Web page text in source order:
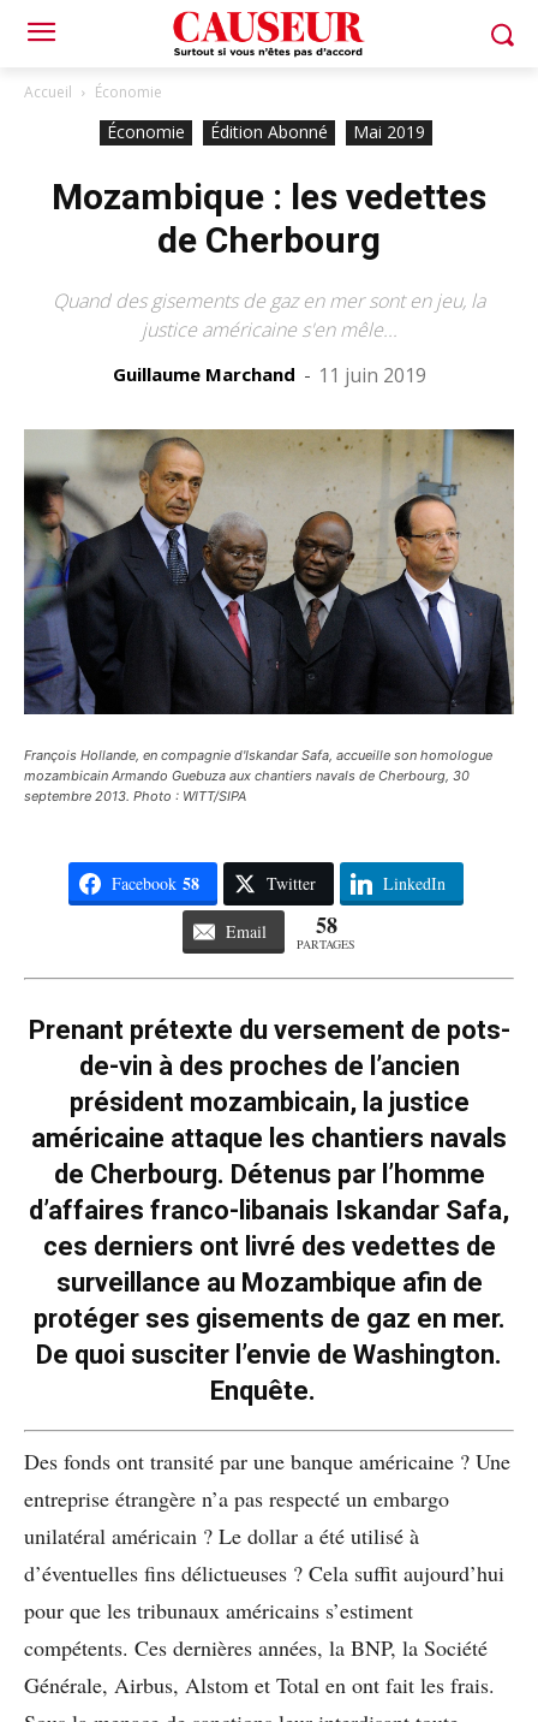
Accueil Économie
Économie Édition Abonné Mai 2019
Mozambique : les vedettes
de Cherbourg
Quand des gisements de gaz en mer sont en jeu, la
justice américaine s'en mêle...
Guillaume Marchand - 11 juin 2019
François Hollande, en compagnie d'Iskandar Safa, accueille son homologue
mozambicain Armando Guebuza aux chantiers navals de Cherbourg, 30
septembre 2013. Photo : WITT/SIPA
Facebook 58 Twitter LinkedIn
Email 58
PARTAGES
Prenant prétexte du versement de pots-
de-vin à des proches de l’ancien
président mozambicain, la justice
américaine attaque les chantiers navals
de Cherbourg. Détenus par l’homme
d’affaires franco-libanais Iskandar Safa,
ces derniers ont livré des vedettes de
surveillance au Mozambique afin de
protéger ses gisements de gaz en mer.
De quoi susciter l’envie de Washington.
Enquête.
Des fonds ont transité par une banque américaine ? Une
entreprise étrangère n’a pas respecté un embargo
unilatéral américain ? Le dollar a été utilisé à
d’éventuelles fins délictueuses ? Cela suffit aujourd’hui
pour que les tribunaux américains s’estiment
compétents. Ces dernières années, la BNP, la Société
Générale, Airbus, Alstom et Total en ont fait les frais.